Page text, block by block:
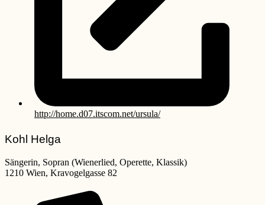
http://home.d07.itscom.net/ursula/
Kohl Helga
Sängerin, Sopran (Wienerlied, Operette, Klassik)
1210 Wien, Kravogelgasse 82